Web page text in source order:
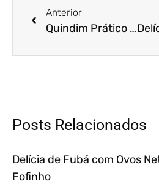
Anterior
Quindim Prático com Gemas Netto Pasteurizadas
Posts Relacionados
Delícia de Fubá com Ovos
Fofinho